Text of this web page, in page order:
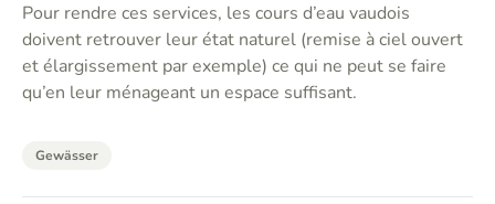
Pour rendre ces services, les cours d’eau vaudois
doivent retrouver leur état naturel (remise à ciel ouvert
et élargissement par exemple) ce qui ne peut se faire
qu’en leur ménageant un espace suffisant.
Gewässer